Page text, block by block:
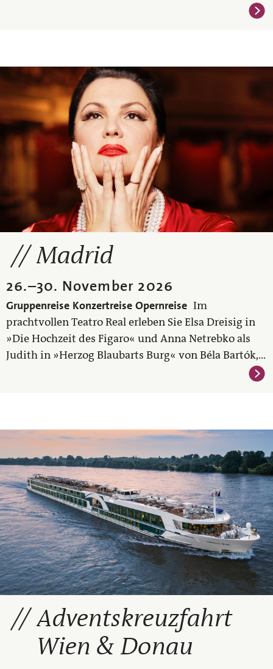
Madrid
26.–30. November 2026
Gruppenreise Konzertreise Opernreise Im
prachtvollen Teatro Real erleben Sie Elsa Dreisig in
»Die Hochzeit des Figaro« und Anna Netrebko als
Judith in »Herzog Blaubarts Burg« von Béla Bartók,...
Adventskreuzfahrt
Wien & Donau